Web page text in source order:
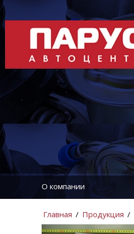
О компании
Главная / Продукция /